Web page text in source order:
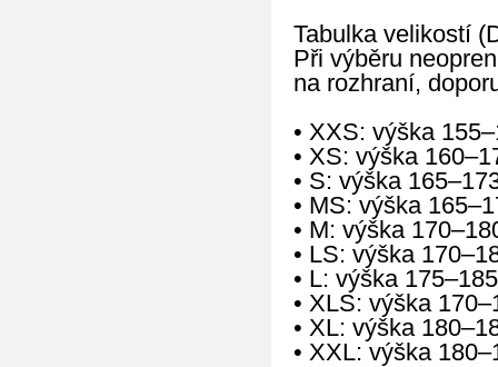
Tabulka velikostí
Při výběru
na rozhraní,
• XXS: výška
• XS: výška
• S: výška
• MS: výška
• M: výška
• LS: výška
• L: výška
• XLS: výška
• XL: výška
• XXL: výška